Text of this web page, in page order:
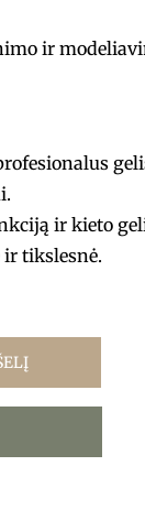
ir
ir kieto
ir tikslesnė.